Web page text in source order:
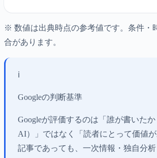
※ 数値は出典時点の参考値です。条件・
合があります。
ℹ️
Googleの判断基準
Googleが評価するのは「誰が書いた
AI）」ではなく「読者にとって価値
記事であっても、一次情報・独自分